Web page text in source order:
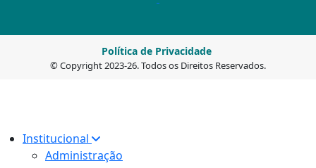
© Copyright 2023-26. Todos os Direitos Reservados.
Política de Privacidade
Institucional
Administração